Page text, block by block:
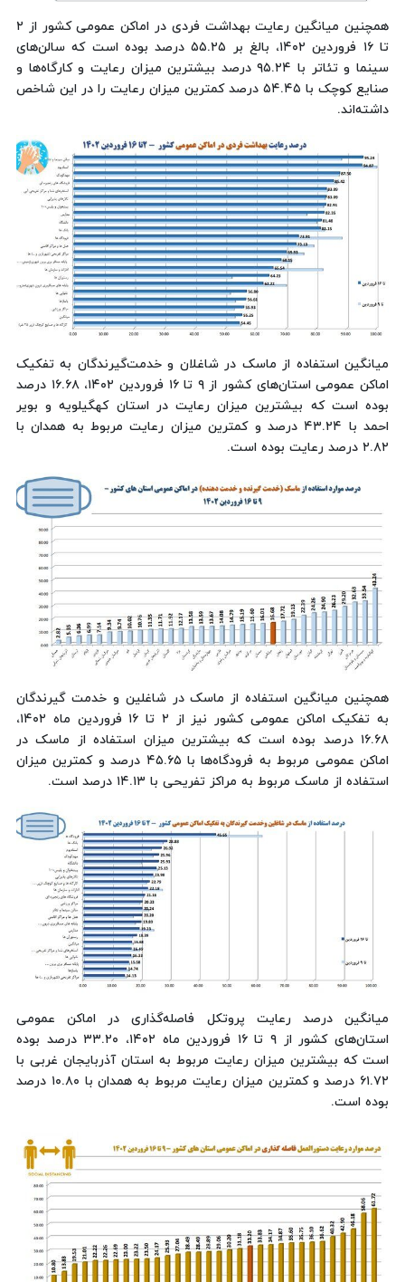
همچنین میانگین رعایت بهداشت فردی در اماکن عمومی کشور از ۲
تا ۱۶ فروردین ۱۴۰۲، بالغ بر ۵۵.۲۵ درصد بوده است که سالن‌های
سینما و تئاتر با ۹۵.۲۴ درصد بیشترین میزان رعایت و کارگاه‌ها و
صنایع کوچک با ۵۴.۴۵ درصد کمترین میزان رعایت را در این شاخص
داشته‌اند.
میانگین استفاده از ماسک در شاغلان و خدمت‌گیرندگان به تفکیک
اماکن عمومی استان‌های کشور از ۹ تا ۱۶ فروردین ۱۴۰۲، ۱۶.۶۸ درصد
بوده است که بیشترین میزان رعایت در استان کهگیلویه و بویر
احمد با ۴۳.۲۴ درصد و کمترین میزان رعایت مربوط به همدان با
۲.۸۲ درصد رعایت بوده است.
همچنین میانگین استفاده از ماسک در شاغلین و خدمت گیرندگان
به تفکیک اماکن عمومی کشور نیز از ۲ تا ۱۶ فروردین ماه ۱۴۰۲،
۱۶.۶۸ درصد بوده است که بیشترین میزان استفاده از ماسک در
اماکن عمومی مربوط به فرودگاه‌ها با ۴۵.۶۵ درصد و کمترین میزان
استفاده از ماسک مربوط به مراکز تفریحی با ۱۴.۱۳ درصد است.
میانگین درصد رعایت پروتکل فاصله‌گذاری در اماکن عمومی
استان‌های کشور از ۹ تا ۱۶ فروردین ماه ۱۴۰۲، ۳۳.۲۰ درصد بوده
است که بیشترین میزان رعایت مربوط به استان آذربایجان غربی با
۶۱.۷۲ درصد و کمترین میزان رعایت مربوط به همدان با ۱۰.۸۰ درصد
بوده است.